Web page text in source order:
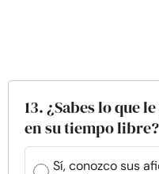
13. ¿Sabes lo que
en su tiempo libre?
Sí, conozco sus